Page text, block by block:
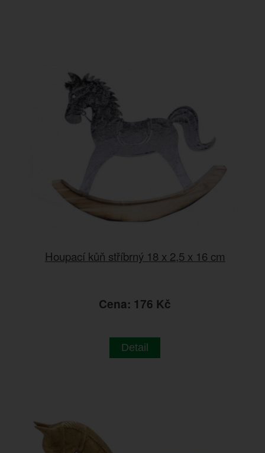
Houpací kůň stříbrný 18 x 2,5 x 16 cm
Cena: 176 Kč
Detail